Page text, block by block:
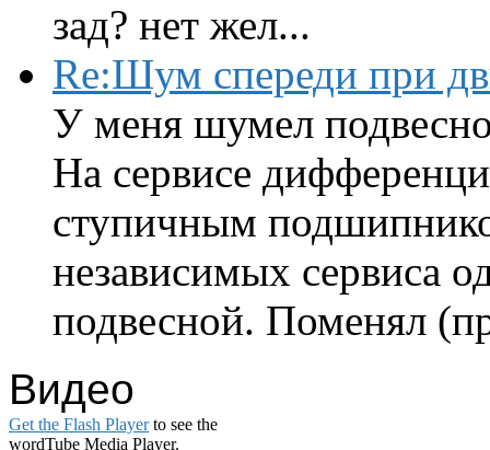
зад? нет жел...
Re:Шум спереди при
У меня шумел
На сервисе
ступичным
независимых сервиса
подвесной. Поменял
Видео
Get the Flash Playerto see the
wordTube Media Player.